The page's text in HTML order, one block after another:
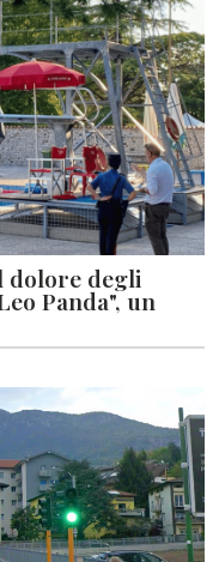
dolore degli
Panda", un